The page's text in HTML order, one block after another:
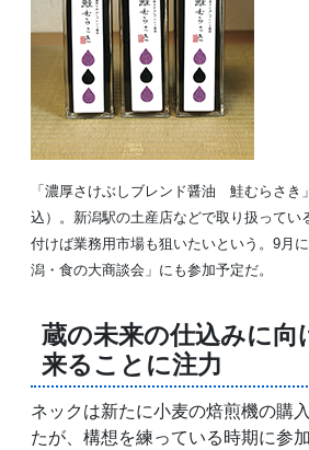
「濃厚さけぶしブレンド醤油 鮭むらさき
込）。新潟駅の土産店などで取り扱ってい
付けば業務用市場も狙いたいという。9月
潟・食の大商談会」にも参加予定だ。
蔵の未来の仕込みに
来ることに注力
ネックは新たに小麦の焙煎機の購
たが、構想を練っている時期に参